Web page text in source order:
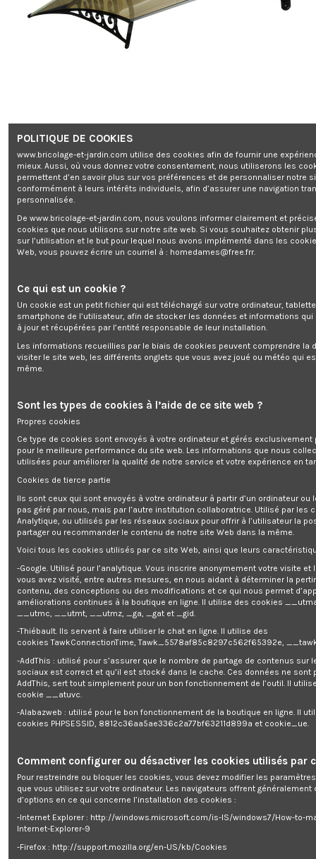
Auvent de porte 100x150cm - Elem Technic
Rupture de stock
0,00 €
TTC
Ajouter au panier
Auvent de porte 100x150cm - Elem
Enim quis fugiat consequat elit minim nisi eu occaecat occaecat
deserunt aliquip nisi ex deserunt.
Description
Détails du produit
AUVENT DE PORTE 100X150CM
Dimensions: 100X150cm
Panneaux en polycarbonate lisse translucide
haute résistance 2,7mm avec filtre rayon UV
2 supports en ABS
Montage facile
POLITIQUE DE COOKIES
www.bricolage-et-jardin.com utilise des cookies afin de fournir une
mieux. Aussi, où vous donnez votre consentement, nous utiliserons les
permettent d’en savoir plus sur vos préférences et de personnaliser notre
conformément à leurs intérêts individuels, afin d’assurer une navigation
personnalisée.
De www.bricolage-et-jardin.com, nous voulons informer clairement et
cookies que nous utilisons sur notre site web. Si vous souhaitez obtenir
sur l’utilisation et le but pour lequel nous avons implémenté dans les
Web, vous pouvez écrire un courriel à : homedames@free.frr.
Ce qui est un cookie ?
Un cookie est un petit fichier qui est téléchargé sur votre ordinateur,
smartphone de l’utilisateur, afin de stocker les données et informations
à jour et récupérées par l’entité responsable de leur installation.
Les informations recueillies par le biais de cookies peuvent comprendre la
visiter le site web, les différents onglets que vous avez joué ou météo qui
même.
Sont les types de cookies à l’aide de ce site web ?
Propres cookies
Ce type de cookies sont envoyés à votre ordinateur et gérés exclusivement
pour le meilleure performance du site web. Les informations que nous
utilisées pour améliorer la qualité de notre service et votre expérience en
Cookies de tierce partie
Ils sont ceux qui sont envoyés à votre ordinateur à partir d’un ordinateur ou
pas géré par nous, mais par l’autre institution collaboratrice. Utilisé par les
Analytique, ou utilisés par les réseaux sociaux pour offrir à l’utilisateur la
partager ou recommander le contenu de notre site Web dans la même.
Voici tous les cookies utilisés par ce site Web, ainsi que leurs
-Google. Utilisé pour l’analytique. Vous inscrire anonymement votre visite et
vous avez visité, entre autres mesures, en nous aidant à déterminer la
contenu, des conceptions ou des modifications et ce qui nous permet
améliorations continues à la boutique en ligne. Il utilise des cookies
__utmc, __utmt, __utmz, _ga, _gat et _gid.
-Thiébault. Ils servent à faire utiliser le chat en ligne. Il utilise des
cookies TawkConnectionTime, Tawk_5578af85c8297c562f65392e,
-AddThis : utilisé pour s’assurer que le nombre de partage de contenus sur
sociaux est correct et qu’il est stocké dans le cache. Ces données ne sont
AddThis, sert tout simplement pour un bon fonctionnement de l’outil. Il
cookie __atuvc.
-Alabazweb : utilisé pour le bon fonctionnement de la boutique en ligne. Il
cookies PHPSESSID, 8812c36aa5ae336c2a77bf63211d899a et cookie_ue.
Comment configurer ou désactiver les cookies utilisés par
Pour restreindre ou bloquer les cookies, vous devez modifier les
que vous utilisez sur votre ordinateur. Les navigateurs offrent généralement
d’options en ce qui concerne l’installation des cookies :
-Internet Explorer : http://windows.microsoft.com/is-IS/windows7/How-to-
Internet-Explorer-9
-Firefox : http://support.mozilla.org/en-US/kb/Cookies